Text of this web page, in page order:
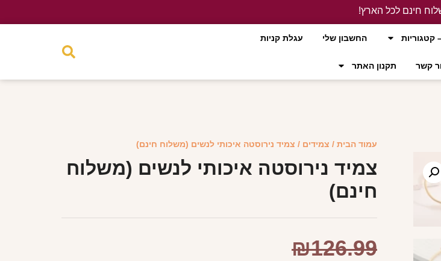
חינם לכל הארץ!
קטגוריות החשבון שלי עגלת קניות
קשר תקנון האתר
עמוד הבית / צמידים / צמיד נירוסטה איכותי לנשים (משלוח חינם)
צמיד נירוסטה איכותי לנשים (משלוח
חינם)
₪126.99